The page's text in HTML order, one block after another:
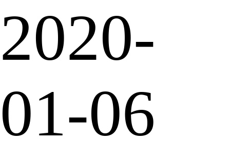
2020-
01-06